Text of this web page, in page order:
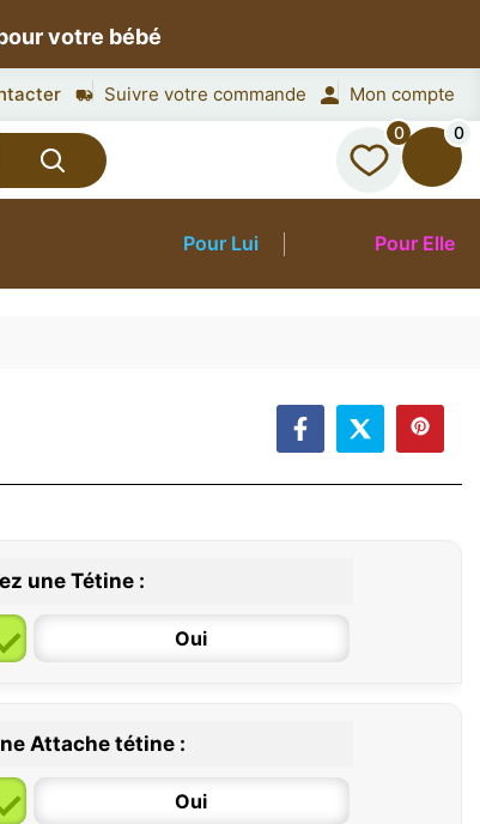
votre bébé
Suivre votre commande Mon compte
0 0
Pour Lui Pour Elle
une Tétine :
Oui
Attache tétine :
Oui